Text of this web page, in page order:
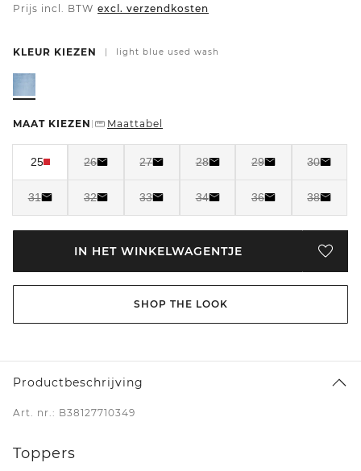
Prijs incl. BTW excl. verzendkosten
KLEUR KIEZEN light blue used wash
MAAT KIEZEN Maattabel
25 26 27 28 29 30
31 32 33 34 36 38
IN HET WINKELWAGENTJE
SHOP THE LOOK
Productbeschrijving
Art. nr.: B38127710349
Toppers